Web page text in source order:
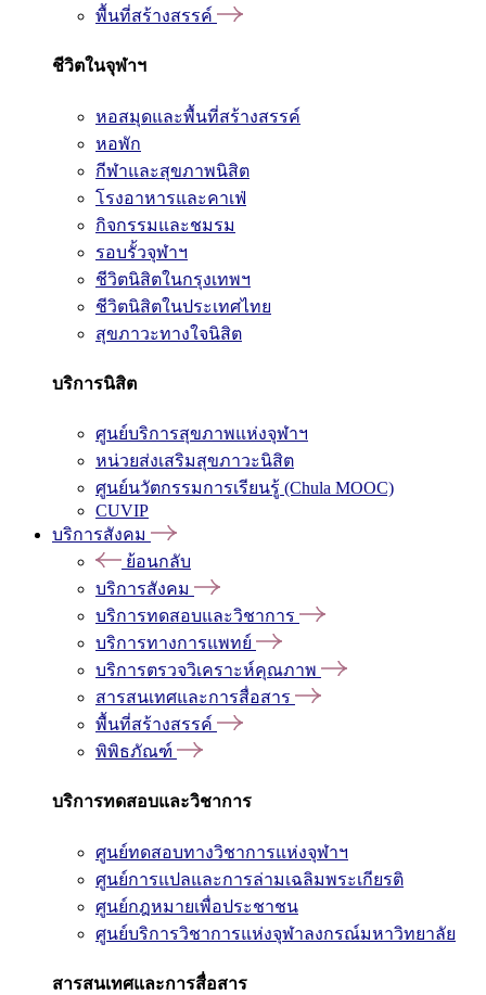
พื้นที่สร้างสรรค์
ชีวิตในจุฬาฯ
หอสมุดและพื้นที่สร้างสรรค์
หอพัก
กีฬาและสุขภาพนิสิต
โรงอาหารและคาเฟ่
กิจกรรมและชมรม
รอบรั้วจุฬาฯ
ชีวิตนิสิตในกรุงเทพฯ
ชีวิตนิสิตในประเทศไทย
สุขภาวะทางใจนิสิต
บริการนิสิต
ศูนย์บริการสุขภาพแห่งจุฬาฯ
หน่วยส่งเสริมสุขภาวะนิสิต
ศูนย์นวัตกรรมการเรียนรู้ (Chula MOOC)
CUVIP
บริการสังคม
ย้อนกลับ
บริการสังคม
บริการทดสอบและวิชาการ
บริการทางการแพทย์
บริการตรวจวิเคราะห์คุณภาพ
สารสนเทศและการสื่อสาร
พื้นที่สร้างสรรค์
พิพิธภัณฑ์
บริการทดสอบและวิชาการ
ศูนย์ทดสอบทางวิชาการแห่งจุฬาฯ
ศูนย์การแปลและการล่ามเฉลิมพระเกียรติ
ศูนย์กฎหมายเพื่อประชาชน
ศูนย์บริการวิชาการแห่งจุฬาลงกรณ์มหาวิทยาลัย
สารสนเทศและการสื่อสาร